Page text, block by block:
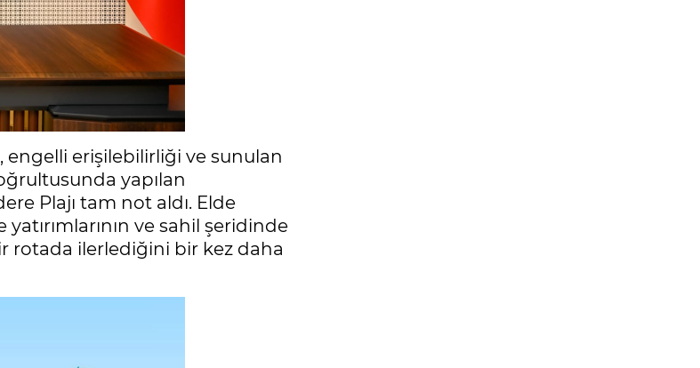
erişilebilirliği ve sunulan
yapılan
Plajı tam not aldı. Elde
ve sahil şeridinde
rotada ilerlediğini bir kez daha